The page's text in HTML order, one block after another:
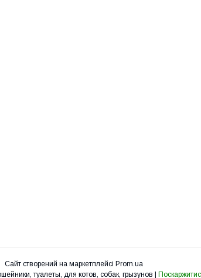
Сайт створений на маркетплейсі Prom.ua